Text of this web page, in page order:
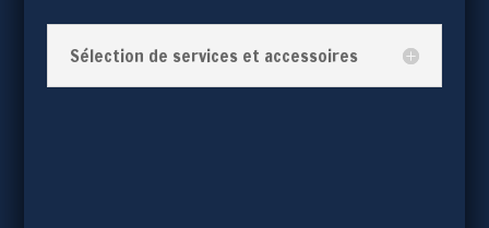
Sélection de services et accessoires